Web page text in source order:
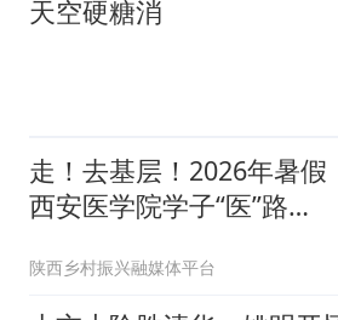
天空硬糖消
走！去基层！2026年暑假
西安医学院学子“医”路生
陕西乡村振兴融媒体平台